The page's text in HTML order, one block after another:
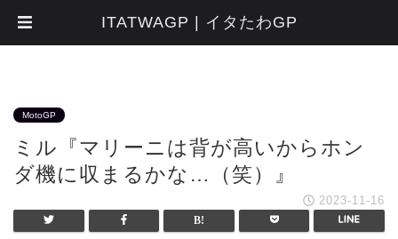
MotoGP
ミル『マリーニは背が高いからホン
ダ機に収まるかな…（笑）』
2023-11-16
ITATWAGP | イタたわGP